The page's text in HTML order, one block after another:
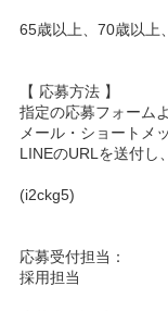
65歳以上、70歳以上
【 応募方法 】
指定の応募フォーム
メール・ショートメ
LINEのURLを送付し
(i2ckg5)
応募受付担当：
採用担当